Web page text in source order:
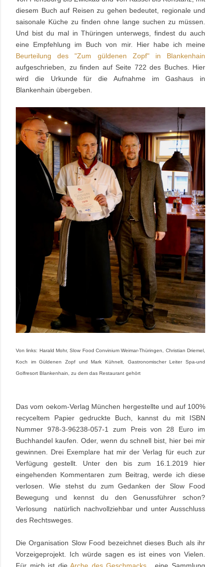
diesem Buch auf Reisen zu gehen bedeutet, regionale und
saisonale Küche zu finden ohne lange suchen zu müssen.
Und bist du mal in Thüringen unterwegs, findest du auch
eine Empfehlung im Buch von mir. Hier habe ich meine
Beurteilung des "Zum güldenen Zopf" in Blankenhain
aufgeschrieben, zu finden auf Seite 722 des Buches. Hier
wird die Urkunde für die Aufnahme im Gashaus in
Blankenhain übergeben.
Von links: Harald Mohr, Slow Food Convinium Weimar-Thüringen, Christian Driemel,
Koch im Güldenen Zopf und Mark Kühnelt, Gastronomischer Leiter Spa-und
Golfresort Blankenhain, zu dem das Restaurant gehört
Das vom oekom-Verlag München hergestellte und auf 100%
recyceltem Papier gedruckte Buch, kannst du mit ISBN
Nummer 978-3-96238-057-1 zum Preis von 28 Euro im
Buchhandel kaufen. Oder, wenn du schnell bist, hier bei mir
gewinnen. Drei Exemplare hat mir der Verlag für euch zur
Verfügung gestellt. Unter den bis zum 16.1.2019 hier
eingehenden Kommentaren zum Beitrag, werde ich diese
verlosen. Wie stehst du zum Gedanken der Slow Food
Bewegung und kennst du den Genussführer schon?
Verlosung natürlich nachvollziehbar und unter Ausschluss
des Rechtsweges.
Die Organisation Slow Food bezeichnet dieses Buch als ihr
Vorzeigeprojekt. Ich würde sagen es ist eines von Vielen.